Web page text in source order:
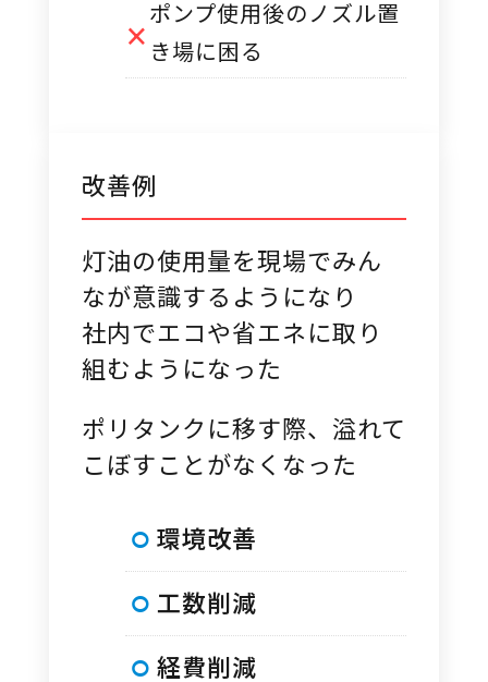
ポンプ使用後のノズル置
き場に困る
改善例
灯油の使用量を現場でみん
なが意識するようになり
社内でエコや省エネに取り
組むようになった
ポリタンクに移す際、溢れて
こぼすことがなくなった
環境改善
工数削減
経費削減